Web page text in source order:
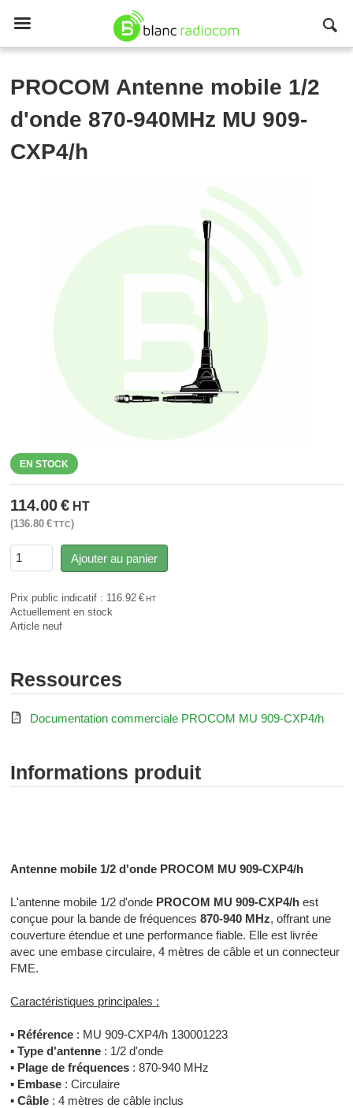

PROCOM Antenne mobile 1/2
d'onde 870-940MHz MU 909-
CXP4/h
EN STOCK
114.00 € HT
136.80 €TTC
Ajouter au panier
Prix public indicatif : 116.92 €HT
Actuellement en stock
Article neuf
Ressources
 Documentation commerciale PROCOM MU 909-CXP4/h
Informations produit
Antenne mobile 1/2 d'onde PROCOM MU 909-CXP4/h
L'antenne mobile 1/2 d'onde PROCOM MU 909-CXP4/h est
conçue pour la bande de fréquences870-940 MHz, offrant une
couverture étendue et une performance fiable. Elle est livrée
avec une embase circulaire, 4 mètres de câble et un connecteur
FME.
Caractéristiques principales :
▪ Référence : MU 909-CXP4/h 130001223
▪ Type d'antenne : 1/2 d'onde
▪ Plage de fréquences : 870-940 MHz
▪ Embase : Circulaire
▪ Câble : 4 mètres de câble inclus